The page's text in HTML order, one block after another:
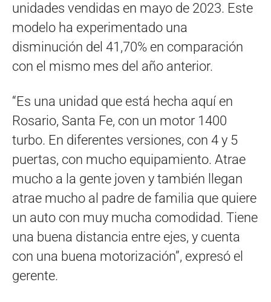
unidades vendidas en mayo de 2023. Este
modelo ha experimentado una
disminución del 41,70% en comparación
con el mismo mes del año anterior.
“Es una unidad que está hecha aquí en
Rosario, Santa Fe, con un motor 1400
turbo. En diferentes versiones, con 4 y 5
puertas, con mucho equipamiento. Atrae
mucho a la gente joven y también llegan
atrae mucho al padre de familia que quiere
un auto con muy mucha comodidad. Tiene
una buena distancia entre ejes, y cuenta
con una buena motorización”, expresó el
gerente.